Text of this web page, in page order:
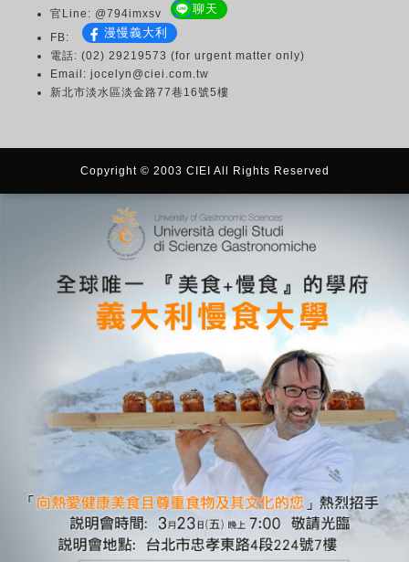
官Line: @794imxsv
聊天
FB: 漫慢義大利
電話: (02) 29219573 (for urgent matter only)
Email: jocelyn@ciei.com.tw
新北市淡水區淡金路77巷16號5樓
Copyright © 2003 CIEI All Rights Reserved